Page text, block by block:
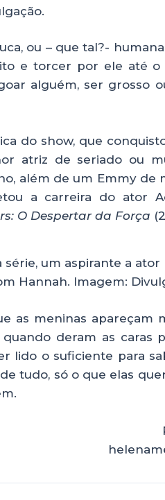
ou – que tal?-
e torcer por ele até o
alguém, ser grosso
do show, que
atriz de seriado ou
além de um Emmy de
a carreira do ator
O Despertar da Força
um aspirante a
Hannah. Imagem:
as meninas apareçam
deram as caras
lido o suficiente para
tudo, só o que elas